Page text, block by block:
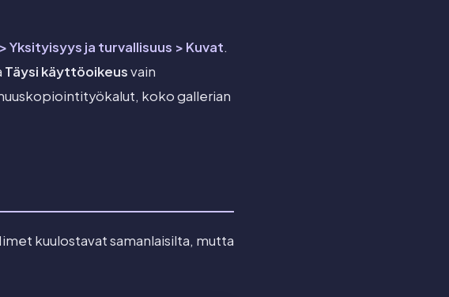
Yksityisyys ja turvallisuus > Kuvat.
Täysi käyttöoikeusvain
koko gallerian
kuulostavat samanlaisilta, mutta